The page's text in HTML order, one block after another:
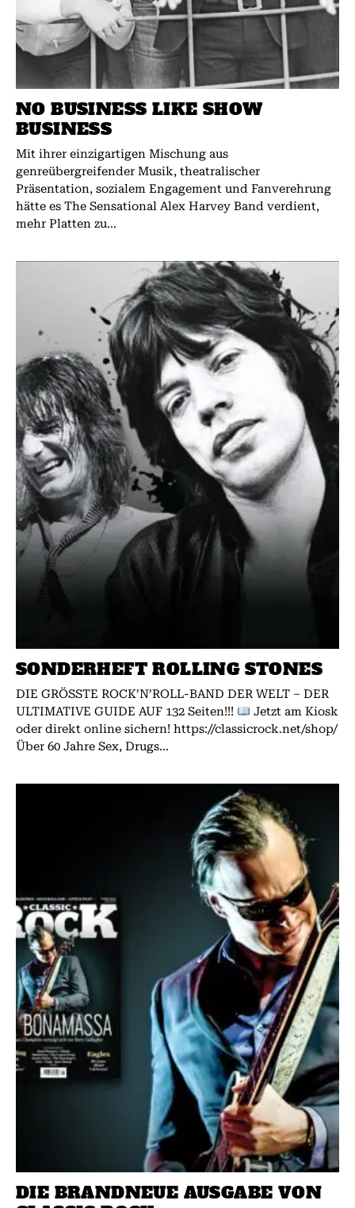
NO BUSINESS LIKE SHOW
BUSINESS
Mit ihrer einzigartigen Mischung aus
genreübergreifender Musik, theatralischer
Präsentation, sozialem Engagement und Fanverehrung
hätte es The Sensational Alex Harvey Band verdient,
mehr Platten zu...
SONDERHEFT ROLLING STONES
DIE GRÖSSTE ROCK’N’ROLL-BAND DER WELT – DER
ULTIMATIVE GUIDE AUF 132 Seiten!!!
Jetzt am Kiosk
oder direkt online sichern! https://classicrock.net/shop/
Über 60 Jahre Sex, Drugs...
DIE BRANDNEUE AUSGABE VON